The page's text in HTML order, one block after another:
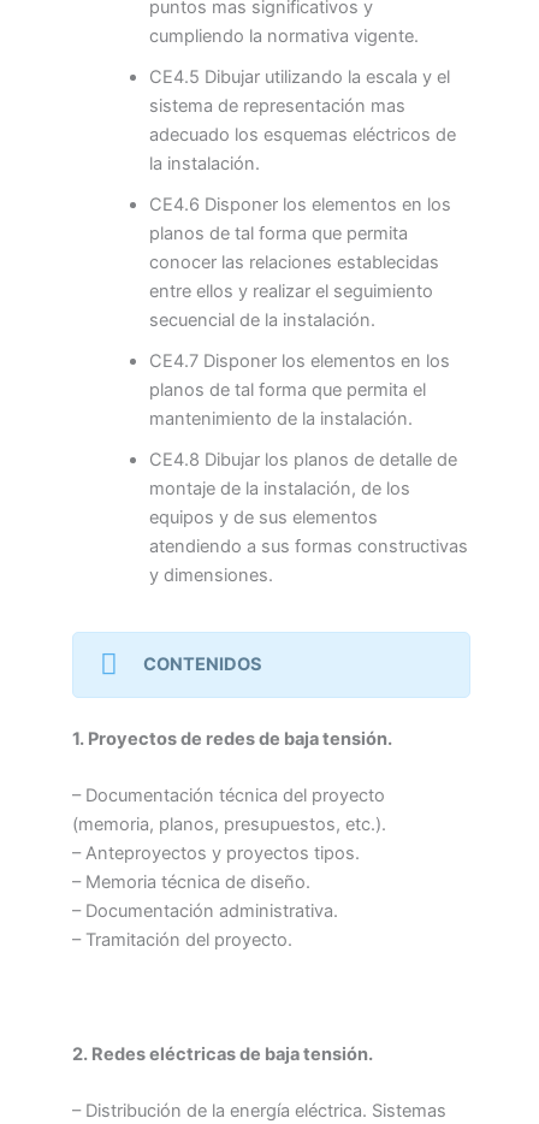
puntos mas significativos y
cumpliendo la normativa vigente.
CE4.5 Dibujar utilizando la escala y el
sistema de representación mas
adecuado los esquemas eléctricos de
la instalación.
CE4.6 Disponer los elementos en los
planos de tal forma que permita
conocer las relaciones establecidas
entre ellos y realizar el seguimiento
secuencial de la instalación.
CE4.7 Disponer los elementos en los
planos de tal forma que permita el
mantenimiento de la instalación.
CE4.8 Dibujar los planos de detalle de
montaje de la instalación, de los
equipos y de sus elementos
atendiendo a sus formas constructivas
y dimensiones.
CONTENIDOS
1. Proyectos de redes de baja tensión.
– Documentación técnica del proyecto
(memoria, planos, presupuestos, etc.).
– Anteproyectos y proyectos tipos.
– Memoria técnica de diseño.
– Documentación administrativa.
– Tramitación del proyecto.
2. Redes eléctricas de baja tensión.
– Distribución de la energía eléctrica. Sistemas